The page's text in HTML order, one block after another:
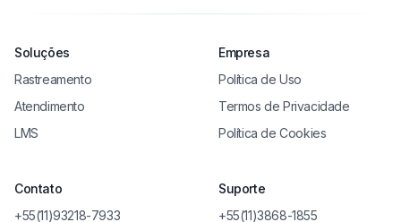
Soluções
Rastreamento
Atendimento
LMS
Empresa
Política de Uso
Termos de Privacidade
Política de Cookies
Contato
+55(11)93218-7933
Suporte
+55(11)3868-1855